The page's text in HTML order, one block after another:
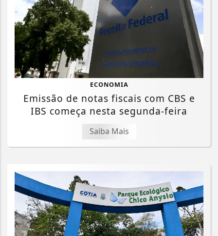
ECONOMIA
Emissão de notas fiscais com CBS e
IBS começa nesta segunda-feira
Saiba Mais